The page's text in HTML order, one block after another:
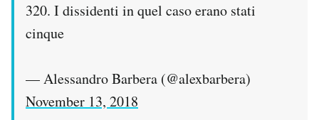
320. I dissidenti in quel caso erano stati
cinque
— Alessandro Barbera (@alexbarbera)
November 13, 2018